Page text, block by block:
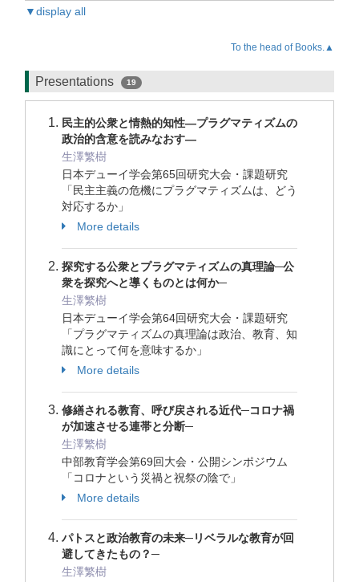
▼display all
To the head of Books.▲
Presentations 19
民主的公衆と情熱的知性―プラグマティズムの
政治的含意を読みなおす―
生澤繁樹
日本デューイ学会第65回研究大会・課題研究
「⺠主主義の危機にプラグマティズムは、どう
対応するか」
More details
探究する公衆とプラグマティズムの真理論─公
衆を探究へと導くものとは何か─
生澤繁樹
日本デューイ学会第64回研究大会・課題研究
「プラグマティズムの真理論は政治、教育、知
識にとって何を意味するか」
More details
修繕される教育、呼び戻される近代─コロナ禍
が加速させる連帯と分断─
生澤繁樹
中部教育学会第69回大会・公開シンポジウム
「コロナという災禍と祝祭の陰で」
More details
パトスと政治教育の未来─リベラルな教育が回
避してきたもの？─
生澤繁樹